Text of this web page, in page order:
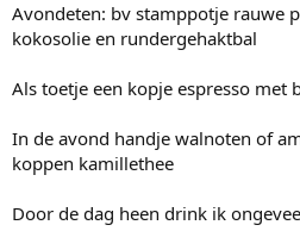
Avondeten: bv stamppotje rauwe
kokosolie en rundergehaktbal
Als toetje een kopje espresso met
In de avond handje walnoten of
koppen kamillethee
Door de dag heen drink ik